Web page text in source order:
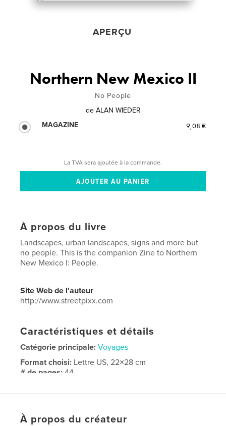
APERÇU
Northern New Mexico II
No People
de ALAN WIEDER
MAGAZINE
9,08 €
La TVA sera ajoutée à la commande.
À propos du livre
Landscapes, urban landscapes, signs and more but
no people. This is the companion Zine to Northern
New Mexico I: People.
Site Web de l'auteur
http://www.streetpixx.com
Caractéristiques et détails
Catégorie principale: Voyages
Format choisi: Lettre US, 22×28 cm
# de pages:44
Mots-clés
À propos du créateur